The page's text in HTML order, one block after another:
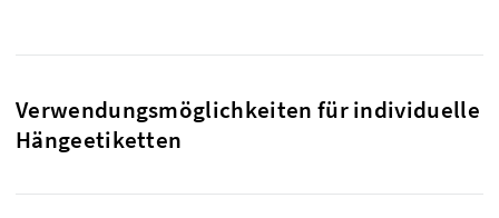
Verwendungsmöglichkeiten für individuelle
Hängeetiketten